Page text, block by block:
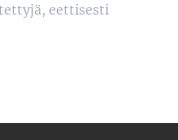
eettisesti